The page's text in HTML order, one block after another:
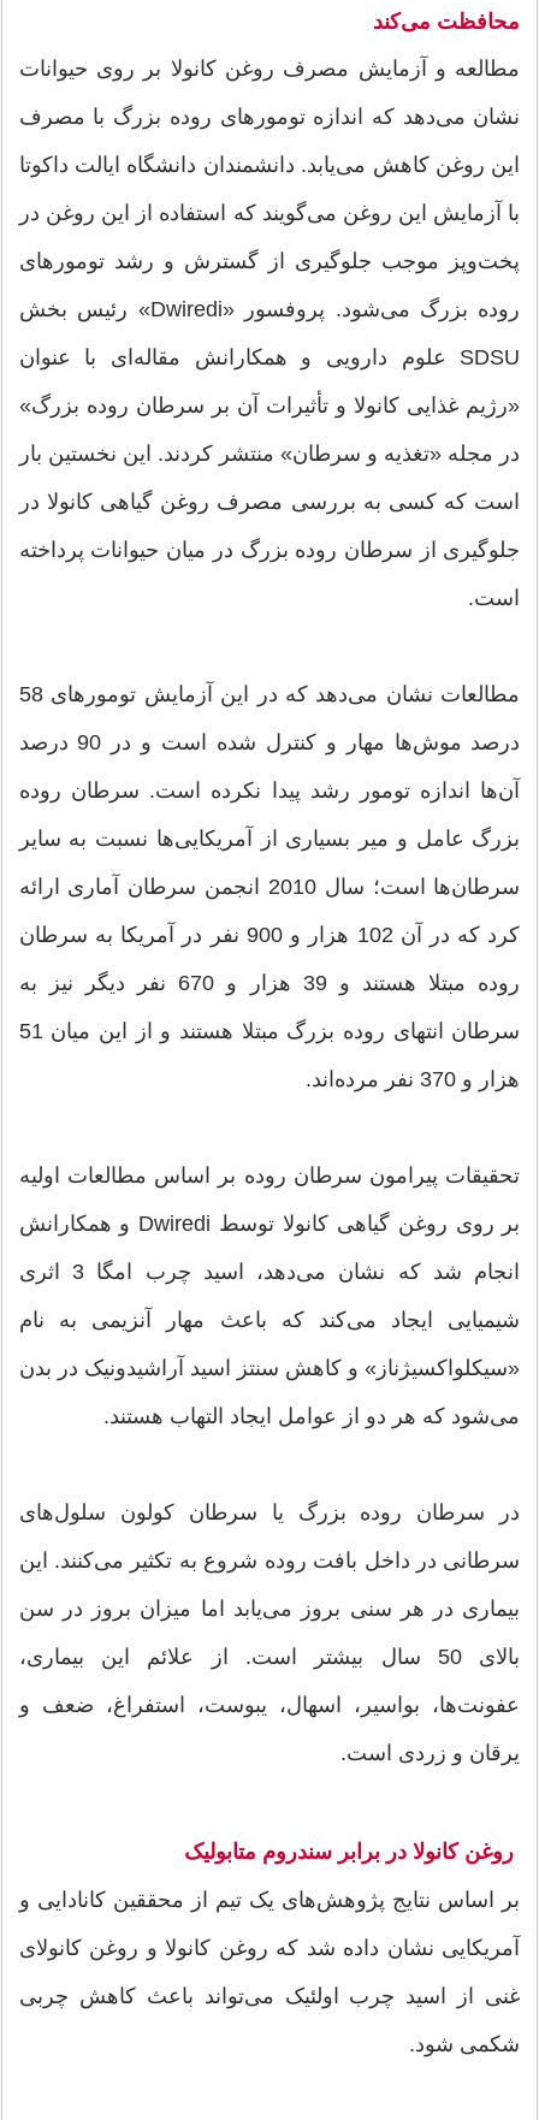
محافظت می‌کند
مطالعه و آزمایش مصرف روغن کانولا بر روی حیوانات
نشان می‌دهد که اندازه تومورهای روده بزرگ با مصرف
این روغن کاهش می‌یابد. دانشمندان دانشگاه ایالت داکوتا
با آزمایش این روغن می‌گویند که استفاده از این روغن در
پخت‌وپز موجب جلوگیری از گسترش و رشد تومورهای
روده بزرگ می‌شود. پروفسور «Dwiredi» رئیس بخش
SDSU علوم دارویی و همکارانش مقاله‌ای با عنوان
«رژیم غذایی کانولا و تأثیرات آن بر سرطان روده بزرگ»
در مجله «تغذیه و سرطان» منتشر کردند. این نخستین بار
است که کسی به بررسی مصرف روغن گیاهی کانولا در
جلوگیری از سرطان روده بزرگ در میان حیوانات پرداخته
است.
مطالعات نشان می‌دهد که در این آزمایش تومورهای 58
درصد موش‌ها مهار و کنترل شده است و در 90 درصد
آن‌ها اندازه تومور رشد پیدا نکرده است. سرطان روده
بزرگ عامل و میر بسیاری از آمریکایی‌ها نسبت به سایر
سرطان‌ها است؛ سال 2010 انجمن سرطان آماری ارائه
کرد که در آن 102 هزار و 900 نفر در آمریکا به سرطان
روده مبتلا هستند و 39 هزار و 670 نفر دیگر نیز به
سرطان انتهای روده بزرگ مبتلا هستند و از این میان 51
هزار و 370 نفر مرده‌اند.
تحقیقات پیرامون سرطان روده بر اساس مطالعات اولیه
بر روی روغن گیاهی کانولا توسط Dwiredi و همکارانش
انجام شد که نشان می‌دهد، اسید چرب امگا 3 اثری
شیمیایی ایجاد می‌کند که باعث مهار آنزیمی به نام
«سیکلواکسیژناز» و کاهش سنتز اسید آراشیدونیک در بدن
می‌شود که هر دو از عوامل ایجاد التهاب هستند.
در سرطان روده بزرگ یا سرطان کولون سلول‌های
سرطانی در داخل بافت روده شروع به تکثیر می‌کنند. این
بیماری در هر سنی بروز می‌یابد اما میزان بروز در سن
بالای 50 سال بیشتر است. از علائم این بیماری،
عفونت‌ها، بواسیر، اسهال، یبوست، استفراغ، ضعف و
یرقان و زردی است.
روغن کانولا در برابر سندروم متابولیک
بر اساس نتایج پژوهش‌های یک تیم از محققین کانادایی و
آمریکایی نشان داده شد که روغن کانولا و روغن کانولای
غنی از اسید چرب اولئیک می‌تواند باعث کاهش چربی
شکمی شود.